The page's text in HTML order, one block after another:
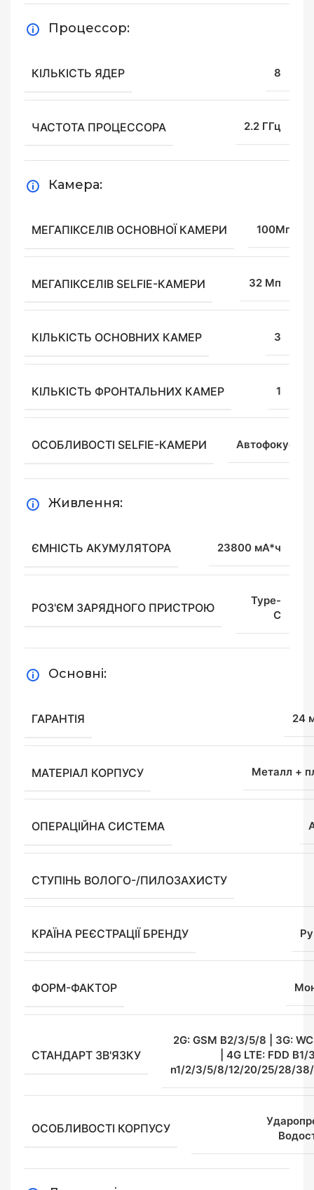
Процессор:
КІЛЬКІСТЬ ЯДЕР 8
ЧАСТОТА ПРОЦЕССОРА 2.2 ГГц
Камера:
МЕГАПІКСЕЛІВ ОСНОВНОЇ КАМЕРИ 100Мп
МЕГАПІКСЕЛІВ SELFIE-КАМЕРИ 32 Мп
КІЛЬКІСТЬ ОСНОВНИХ КАМЕР 3
КІЛЬКІСТЬ ФРОНТАЛЬНИХ КАМЕР 1
ОСОБЛИВОСТІ SELFIE-КАМЕРИ Автофокус
Живлення:
ЄМНІСТЬ АКУМУЛЯТОРА 23800 мА*ч
РОЗ'ЄМ ЗАРЯДНОГО ПРИСТРОЮ
Type-
C
Основні:
ГАРАНТІЯ 24
МАТЕРІАЛ КОРПУСУ Металл +
ОПЕРАЦІЙНА СИСТЕМА
СТУПІНЬ ВОЛОГО-/ПИЛОЗАХИСТУ
КРАЇНА РЕЄСТРАЦІЇ БРЕНДУ
ФОРМ-ФАКТОР
СТАНДАРТ ЗВ'ЯЗКУ
2G: GSM B2/3/5/8 | 3G:
| 4G LTE: FDD
n1/2/3/5/8/12/20/25/28/
ОСОБЛИВОСТІ КОРПУСУ